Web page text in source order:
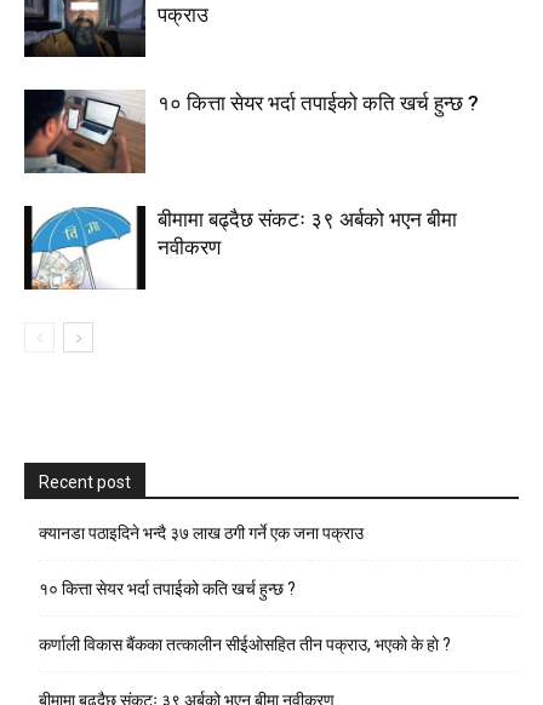
पक्राउ
१० कित्ता सेयर भर्दा तपाईको कति खर्च हुन्छ ?
बीमामा बढ्दैछ संकटः ३९ अर्बको भएन बीमा
नवीकरण
Recent post
क्यानडा पठाइदिने भन्दै ३७ लाख ठगी गर्ने एक जना पक्राउ
१० कित्ता सेयर भर्दा तपाईको कति खर्च हुन्छ ?
कर्णाली विकास बैंकका तत्कालीन सीईओसहित तीन पक्राउ, भएकाे के हाे ?
बीमामा बढ्दैछ संकटः ३९ अर्बको भएन बीमा नवीकरण